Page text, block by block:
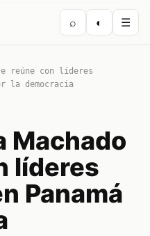
⌕ ◐ ☰
reúne con líderes
la democracia
Machado
líderes
Panamá